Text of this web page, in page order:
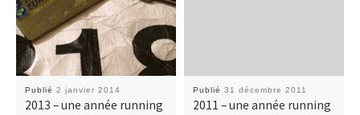
Publié2 janvier 2014
2013 – une année running
Publié31 décembre 2011
2011 – une année running